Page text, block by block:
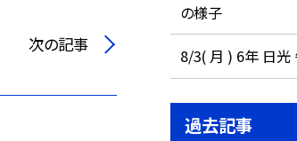
次の記事
の様子
8/3( 月 ) 6年 日光
過去記事